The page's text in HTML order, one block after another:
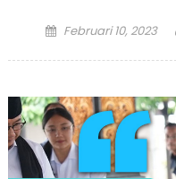
Posted
Februari 10, 2023